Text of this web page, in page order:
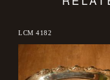
LCM 4182